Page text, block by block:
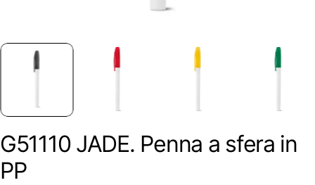
G51110 JADE. Penna a sfera in
PP